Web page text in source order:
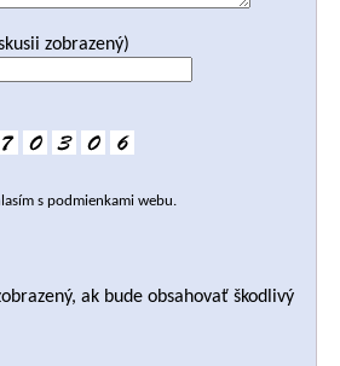
zobrazený)
s podmienkami webu.
ak bude obsahovať škodlivý